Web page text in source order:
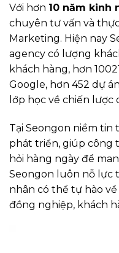
Với hơn 10 năm kinh
chuyên tư vấn và
Marketing. Hiện nay
agency có lượng
khách hàng, hơn
Google, hơn 452 dự
lớp học về chiến lược
Tại Seongon niềm
phát triển, giúp công
hỏi hàng ngày để
Seongon luôn nỗ lực
nhân có thể tự hào
đồng nghiệp, khách